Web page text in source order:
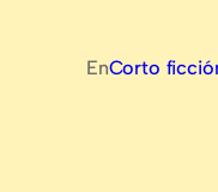
EnCorto